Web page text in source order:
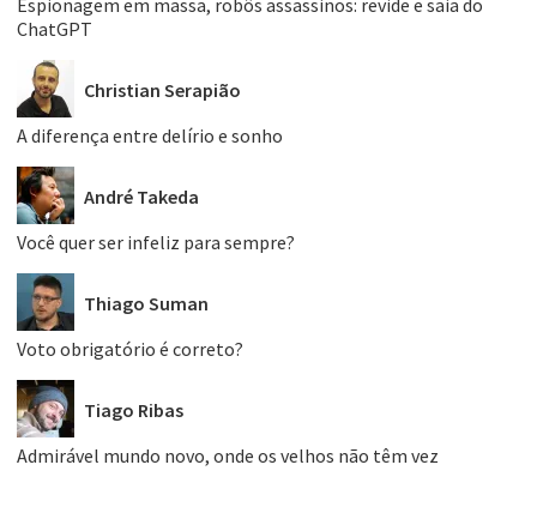
Espionagem em massa, robôs assassinos: revide e saia do
ChatGPT
Christian Serapião
A diferença entre delírio e sonho
André Takeda
Você quer ser infeliz para sempre?
Thiago Suman
Voto obrigatório é correto?
Tiago Ribas
Admirável mundo novo, onde os velhos não têm vez